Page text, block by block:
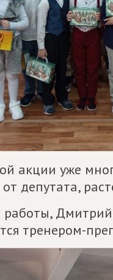
акции уже
депутата,
тренером-